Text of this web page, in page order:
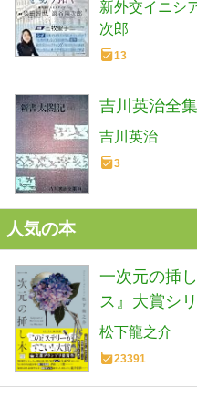
新外交イニシ
次郎
13
吉川英治全
吉川英治
3
人気の本
一次元の挿
ス』大賞シ
松下龍之介
23391